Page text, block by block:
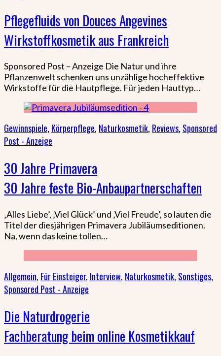
Pflegefluids von Douces Angevines
Wirkstoffkosmetik aus Frankreich
Sponsored Post – Anzeige Die Natur und ihre
Pflanzenwelt schenken uns unzählige hocheffektive
Wirkstoffe für die Hautpflege. Für jeden Hauttyp…
Gewinnspiele, Körperpflege, Naturkosmetik, Reviews, Sponsored
Post - Anzeige
30 Jahre Primavera
30 Jahre feste Bio-Anbaupartnerschaften
‚Alles Liebe’, ‚Viel Glück’ und ‚Viel Freude’, so lauten die
Titel der diesjährigen Primavera Jubiläumseditionen.
Na, wenn das keine tollen…
Allgemein, Für Einsteiger, Interview, Naturkosmetik, Sonstiges,
Sponsored Post - Anzeige
Die Naturdrogerie
Fachberatung beim online Kosmetikkauf